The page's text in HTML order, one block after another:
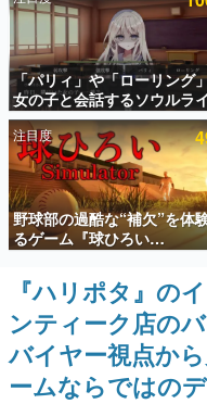
電ファミのいま読まれて
アプリセール情報
インタビュー
連載・特集
殿堂入り
SNS拡散数が
ど。多くの人
事をまとめま
ゲームの
名作ゲームク
聞きし、ヒッ
きます。
赫本
この物語を解
「パリィ」や「ローリング
女の子と会話するソウルラ
恋愛ゲーム『小早川さんは
ルライク』無料公開。返事
敗すると「YOU DIED」
注目度
野球部の過酷な“補欠”を体
るゲーム『球ひろい
Simulator』が「1件」のウ
シュリストをもとにチェコ語
対応しSNSで話題に。『キ
ダム・カム』開発元やチェ
プロ野球選手から称賛の声
『ハリポタ』の
ンティーク店の
バイヤー視点か
ームならではの